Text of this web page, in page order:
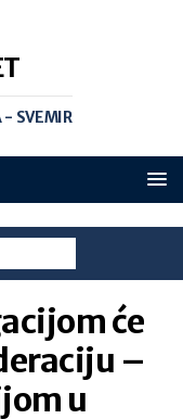
- SVEMIR
će
–
u